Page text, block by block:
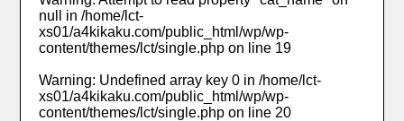
null in/home/lct-
xs01/a4kikaku.com/public_html/wp/wp-
content/themes/lct/single.php on line 19
Warning: Undefined array key 0 in/home/lct-
xs01/a4kikaku.com/public_html/wp/wp-
content/themes/lct/single.php on line 20